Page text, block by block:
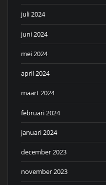
juli 2024
juni 2024
mei 2024
april 2024
maart 2024
februari 2024
januari 2024
december 2023
november 2023